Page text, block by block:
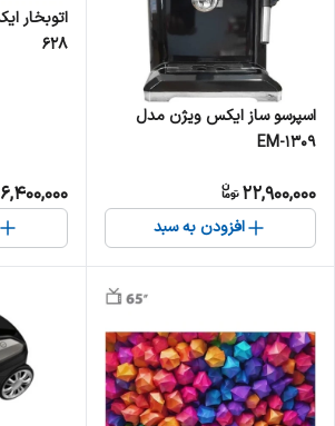
اسپرسو ساز ایکس ویژن مدل
EM-1309
22,900,000
افزودن به سبد
628
6,400,000